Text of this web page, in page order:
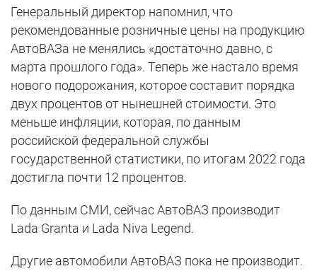
Генеральный директор напомнил, что
рекомендованные розничные цены на продукцию
АвтоВАЗа не менялись «достаточно давно, с
марта прошлого года». Теперь же настало время
нового подорожания, которое составит порядка
двух процентов от нынешней стоимости. Это
меньше инфляции, которая, по данным
российской федеральной службы
государственной статистики, по итогам 2022 года
достигла почти 12 процентов.
По данным СМИ, сейчас АвтоВАЗ производит
Lada Granta и Lada Niva Legend.
Другие автомобили АвтоВАЗ пока не производит.